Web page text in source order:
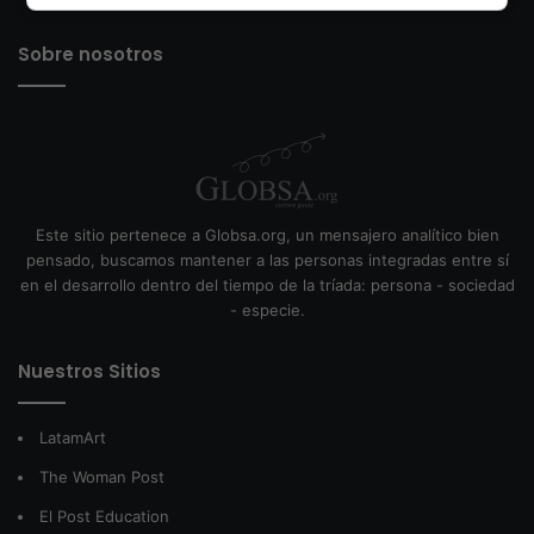
Sobre nosotros
Este sitio pertenece a Globsa.org, un mensajero analítico bien
pensado, buscamos mantener a las personas integradas entre sí
en el desarrollo dentro del tiempo de la tríada: persona - sociedad
- especie.
Nuestros Sitios
LatamArt
The Woman Post
El Post Education